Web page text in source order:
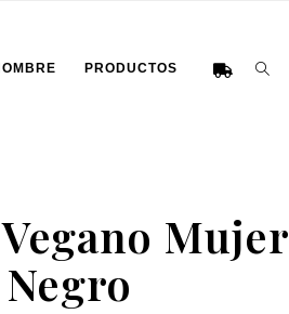
PRODUCTOS
Mujer